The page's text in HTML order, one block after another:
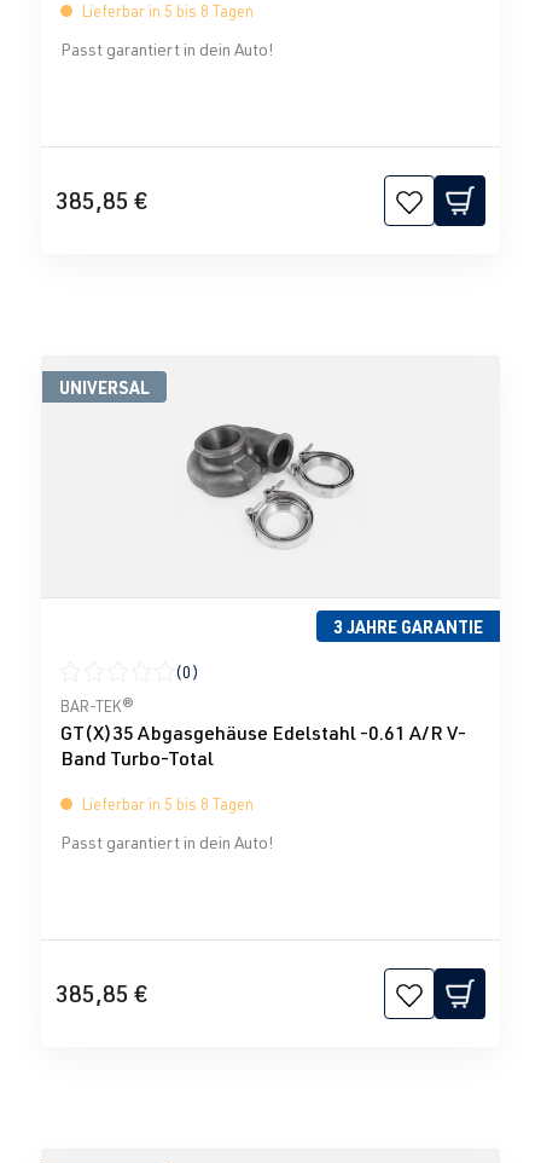
Lieferbar in 5 bis 8 Tagen
Passt garantiert in dein Auto!
385,85 €
UNIVERSAL
3 JAHRE GARANTIE
Durchschnittliche Bewertung von 0 von 5 Sternen
(0)
BAR-TEK®
GT(X)35 Abgasgehäuse Edelstahl -0.61 A/R V-
Band Turbo-Total
Lieferbar in 5 bis 8 Tagen
Passt garantiert in dein Auto!
385,85 €